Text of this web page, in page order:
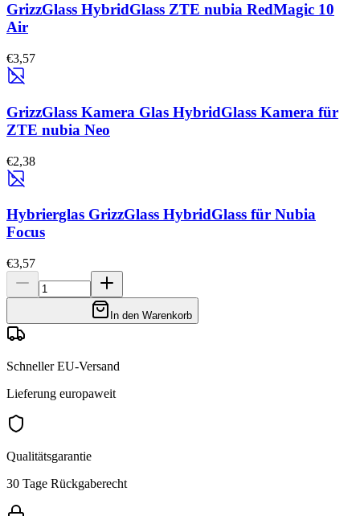
GrizzGlass HybridGlass ZTE nubia RedMagic 10
Air
€3,57
GrizzGlass Kamera Glas HybridGlass Kamera für
ZTE nubia Neo
€2,38
Hybrierglas GrizzGlass HybridGlass für Nubia
Focus
€3,57
In den Warenkorb
Schneller EU-Versand
Lieferung europaweit
Qualitätsgarantie
30 Tage Rückgaberecht